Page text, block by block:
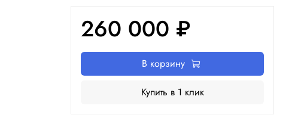
260 000 ₽
В корзину
Купить в 1 клик